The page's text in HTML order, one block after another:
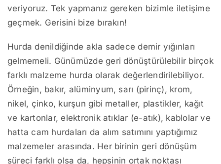
veriyoruz. Tek yapmanız gereken bizimle iletişime
geçmek. Gerisini bize bırakın!
Hurda denildiğinde akla sadece demir yığınları
gelmemeli. Günümüzde geri dönüştürülebilir birçok
farklı malzeme hurda olarak değerlendirilebiliyor.
Örneğin, bakır, alüminyum, sarı (pirinç), krom,
nikel, çinko, kurşun gibi metaller, plastikler, kağıt
ve kartonlar, elektronik atıklar (e-atık), kablolar ve
hatta cam hurdaları da alım satımını yaptığımız
malzemeler arasında. Her birinin geri dönüşüm
süreci farklı olsa da, hepsinin ortak noktası